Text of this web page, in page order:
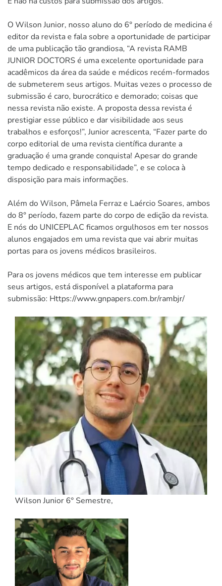
O Wilson Junior, nosso aluno do 6° período de medicina é
editor da revista e fala sobre a oportunidade de participar
de uma publicação tão grandiosa, “A revista RAMB
JUNIOR DOCTORS é uma excelente oportunidade para
acadêmicos da área da saúde e médicos recém-formados
de submeterem seus artigos. Muitas vezes o processo de
submissão é caro, burocrático e demorado; coisas que
nessa revista não existe. A proposta dessa revista é
prestigiar esse público e dar visibilidade aos seus
trabalhos e esforços!”, Junior acrescenta, “Fazer parte do
corpo editorial de uma revista científica durante a
graduação é uma grande conquista! Apesar do grande
tempo dedicado e responsabilidade”, e se coloca à
disposição para mais informações.
Além do Wilson, Pâmela Ferraz e Laércio Soares, ambos
do 8° período, fazem parte do corpo de edição da revista.
E nós do UNICEPLAC ficamos orgulhosos em ter nossos
alunos engajados em uma revista que vai abrir muitas
portas para os jovens médicos brasileiros.
Para os jovens médicos que tem interesse em publicar
seus artigos, está disponível a plataforma para
submissão: Https://www.gnpapers.com.br/rambjr/
Wilson Junior 6° Semestre,